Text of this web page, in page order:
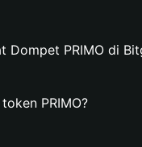
Dompet PRIMO di
PRIMO?